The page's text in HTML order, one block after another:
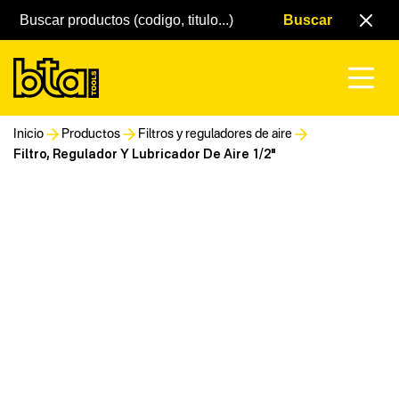
Inicio Productos Filtros y reguladores de aire
Filtro, Regulador Y Lubricador De Aire 1/2"